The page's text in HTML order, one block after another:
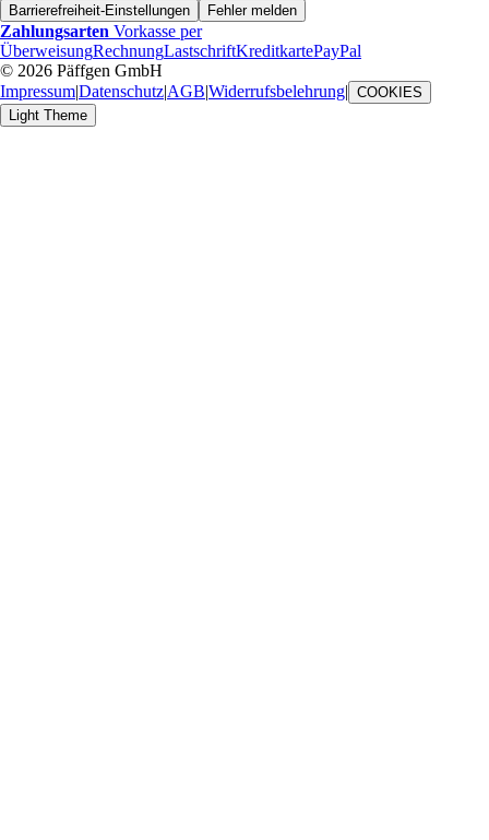
Barrierefreiheit-Einstellungen Fehler melden
Zahlungsarten Vorkasse per
ÜberweisungRechnungLastschriftKreditkartePayPal
© 2026 Päffgen GmbH
Impressum|Datenschutz|AGB|Widerrufsbelehrung| COOKIES
Light Theme